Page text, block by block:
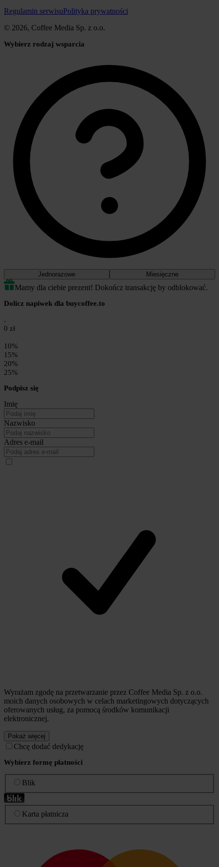
Regulamin serwisuPolityka prywatności
© 2026, Coffee Media Sp. z o.o.
Wybierz rodzaj wsparcia
Jednorazowe Miesięczne
Mamy dla ciebie prezent! Dokończ transakcję by odblokować.
Dolicz napiwek dla buycoffee.to
0 zł
10%
15%
20%
25%
Podpisz się
Imię
Nazwisko
Adres e-mail
Wyrażam zgodę na przetwarzanie przez Coffee Media Sp. z o.o.
moich danych osobowych w celach marketingowych dotyczących
oferowanych usług, za pomocą środków komunikacji
elektronicznej.
Pokaż więcej
Chcę dodać dedykację
Wybierz formę płatności
Blik
Karta płatnicza